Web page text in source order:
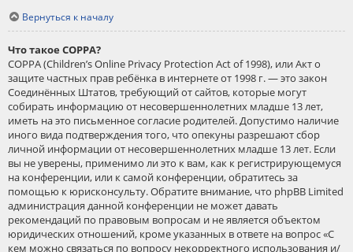
Вернуться к началу
Что такое COPPA?
COPPA (Children’s Online Privacy Protection Act of 1998), или Акт о
защите частных прав ребёнка в интернете от 1998 г. — это закон
Соединённых Штатов, требующий от сайтов, которые могут
собирать информацию от несовершеннолетних младше 13 лет,
иметь на это письменное согласие родителей. Допустимо наличие
иного вида подтверждения того, что опекуны разрешают сбор
личной информации от несовершеннолетних младше 13 лет. Если
вы не уверены, применимо ли это к вам, как к регистрирующемуся
на конференции, или к самой конференции, обратитесь за
помощью к юрисконсульту. Обратите внимание, что phpBB Limited
администрация данной конференции не может давать
рекомендаций по правовым вопросам и не является объектом
юридических отношений, кроме указанных в ответе на вопрос «С
кем можно связаться по вопросу некорректного использования и/